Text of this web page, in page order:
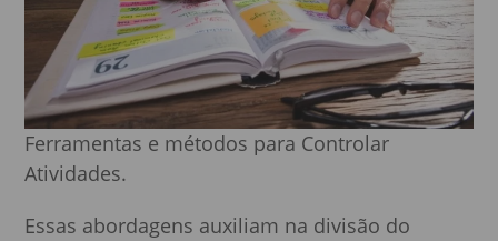
Ferramentas e métodos para Controlar
Atividades.
Essas abordagens auxiliam na divisão do